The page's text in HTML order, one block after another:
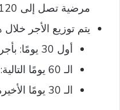
مرضية تصل إلى 120 يومًا خلال السنة الواحدة.
يتم توزيع الأجر خلال
أول 30 يومًا: بأجر كامل.
الـ 60 يومًا التالية: بنصف الأجر.
الـ 30 يومًا الأخيرة: بدون أجر.